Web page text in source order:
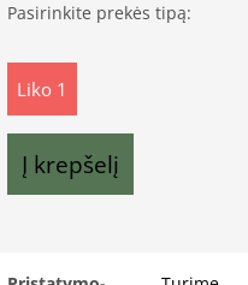
Pasirinkite prekės tipą:
Liko 1
Į krepšelį